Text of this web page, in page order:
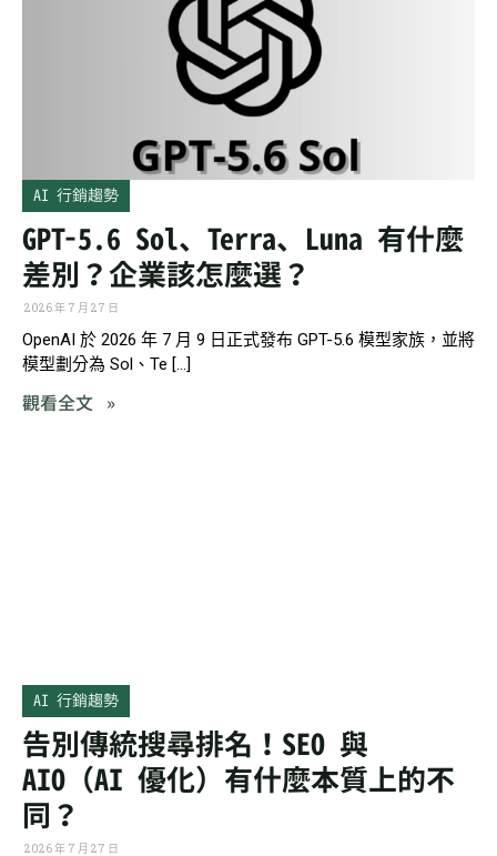
AI 行銷趨勢
GPT-5.6 Sol、Terra、Luna 有什麼
差別？企業該怎麼選？
2026 年 7 月 27 日
OpenAI 於 2026 年 7 月 9 日正式發布 GPT-5.6 模型家族，並將
模型劃分為 Sol、Te […]
觀看全文 »
AI 行銷趨勢
告別傳統搜尋排名！SEO 與
AIO（AI 優化）有什麼本質上的不
同？
2026 年 7 月 27 日